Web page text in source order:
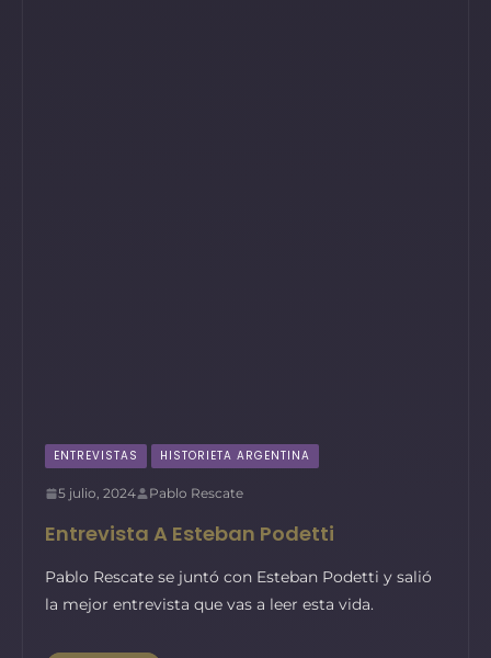
ENTREVISTAS HISTORIETA ARGENTINA
5 julio, 2024 Pablo Rescate
Entrevista A Esteban Podetti
Pablo Rescate se juntó con Esteban Podetti y salió
la mejor entrevista que vas a leer esta vida.